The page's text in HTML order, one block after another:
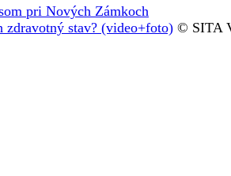
pri Nových Zámkoch
stav? (video+foto) © SITA